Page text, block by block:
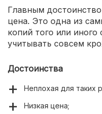
Главным
цена. Это одна из
копий того или иного
учитывать совсем
Достоинства
Неплохая для таких
Низкая цена;